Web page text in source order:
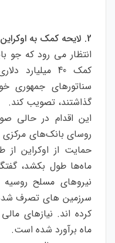
2. لایحه کمک به اوکراین
انتظار می رود که جو
کمک 40
سناتورهای جمهوری
گذاشتند، تصویب کند.
این اقدام در حالی
حمایت از اوکراین
ماه‌ها طول بکشد،
نیروهای مسلح روسیه
سرزمین های تصرف
ماه برآورد شده است.